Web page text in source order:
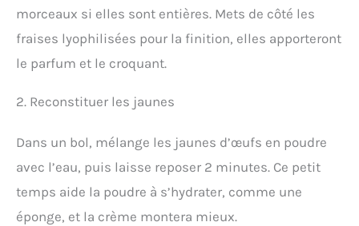
morceaux si elles sont entières. Mets de côté les
fraises lyophilisées pour la finition, elles apporteront
le parfum et le croquant.
2. Reconstituer les jaunes
Dans un bol, mélange les jaunes d’œufs en poudre
avec l’eau, puis laisse reposer 2 minutes. Ce petit
temps aide la poudre à s’hydrater, comme une
éponge, et la crème montera mieux.